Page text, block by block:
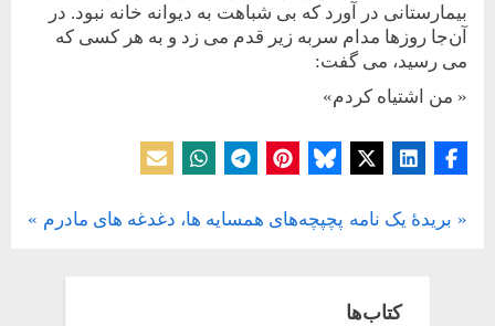
بیمارستانی در آورد که بی شباهت به دیوانه خانه نبود. در
آن‌جا روزها مدام سربه زیر قدم می زد و به هر کسی که
می رسید، می گفت:
« من اشتیاه کردم»
دسته‌ بندی نشده
راهبری
P
بریدۀ یک نامه N
پچپچه‌های همسایه ها، دغدغه های مادرم
کتاب‌ها